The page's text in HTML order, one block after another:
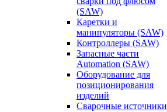
(SAW)
Каретки и
манипуляторы (SAW)
Контроллеры (SAW)
Запасные части
Automation (SAW)
Оборудование для
позиционирования
изделий
Сварочные источники